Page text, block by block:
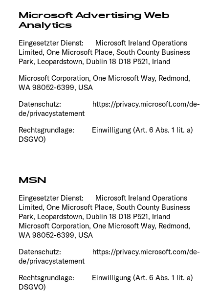
Microsoft Advertising Web
Analytics
Eingesetzter Dienst: Microsoft Ireland Operations
Limited, One Microsoft Place, South County Business
Park, Leopardstown, Dublin 18 D18 P521, Irland
Microsoft Corporation, One Microsoft Way, Redmond,
WA 98052-6399, USA
Datenschutz: https://privacy.microsoft.com/de-
de/privacystatement
Rechtsgrundlage: Einwilligung (Art. 6 Abs. 1 lit. a)
DSGVO)
MSN
Eingesetzter Dienst: Microsoft Ireland Operations
Limited, One Microsoft Place, South County Business
Park, Leopardstown, Dublin 18 D18 P521, Irland
Microsoft Corporation, One Microsoft Way, Redmond,
WA 98052-6399, USA
Datenschutz: https://privacy.microsoft.com/de-
de/privacystatement
Rechtsgrundlage: Einwilligung (Art. 6 Abs. 1 lit. a)
DSGVO)